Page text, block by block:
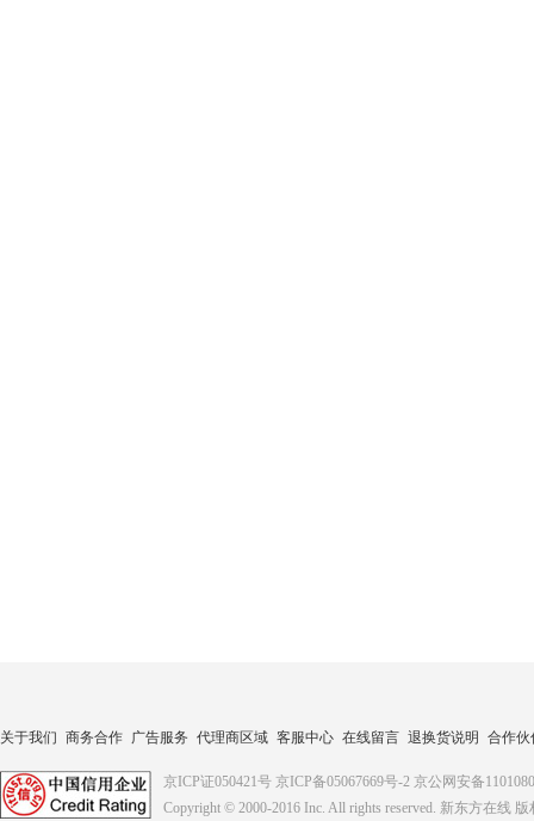
关于我们 商务合作 广告服务 代理商区域 客服中心 在线留言 退换货说明 合作伙
京ICP证050421号 京ICP备05067669号-2 京公网安备
Copyright © 2000-2016 Inc. All rights reserved. 新东方在线